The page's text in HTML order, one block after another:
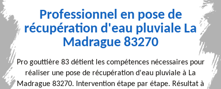
Professionnel en pose de
récupération d'eau pluviale La
Madrague 83270
Pro gouttière 83 détient les compétences nécessaires pour
réaliser une pose de récupération d'eau pluviale à La
Madrague 83270. Intervention étape par étape. Résultat à